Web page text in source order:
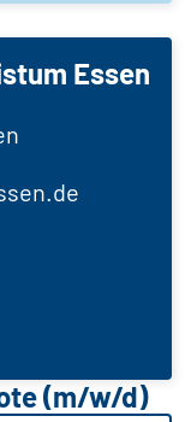
Essen
(m/w/d)